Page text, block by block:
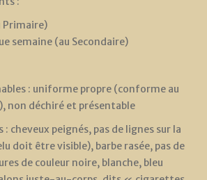
Primaire)
semaine (au Secondaire)
: uniforme propre (conforme au
non déchiré et présentable
: cheveux peignés, pas de lignes sur la
doit être visible), barbe rasée, pas de
de couleur noire, blanche, bleu